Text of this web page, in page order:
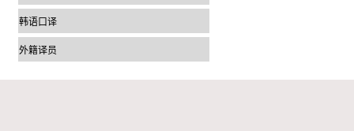
韩语口译
外籍译员